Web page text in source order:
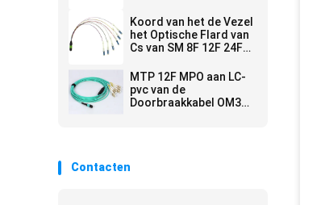
Koord van het de Vezel
het Optische Flard van
Cs van SM 8F 12F 24F
MTP 12F MPO aan LC-
pvc van de
Doorbraakkabel OM3
Contacten